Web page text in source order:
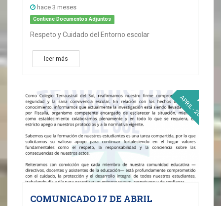
hace 3 meses
Contiene Documentos Adjuntos
Respeto y Cuidado del Entorno escolar
leer más
17
APRIL - 2026
COMUNICADO 17 DE ABRIL